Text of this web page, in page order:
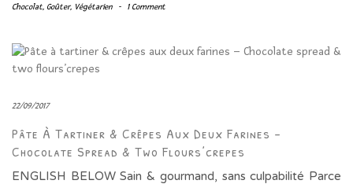
Chocolat, Goûter, Végétarien - 1 Comment
22/09/2017
Pâte À Tartiner & Crêpes Aux Deux Farines –
Chocolate Spread & Two Flours’crepes
ENGLISH BELOW Sain & gourmand, sans culpabilité Parce